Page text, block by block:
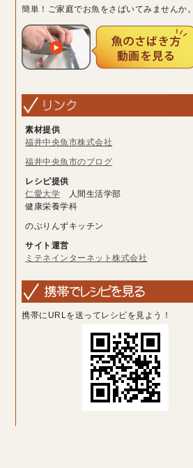
簡単！ご家庭でお魚をさばいてみませんか。
素材提供
福井中央魚市株式会社
福井中央魚市のブログ
レシピ提供
仁愛大学 人間生活学部
健康栄養学科
のぶりんずキッチン
サイト運営
ミテネインターネット株式会社
携帯にURLを送ってレシピを見よう！